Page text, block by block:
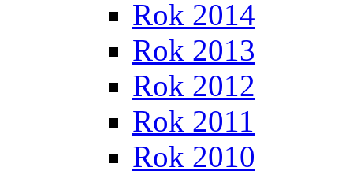
Rok 2014
Rok 2013
Rok 2012
Rok 2011
Rok 2010